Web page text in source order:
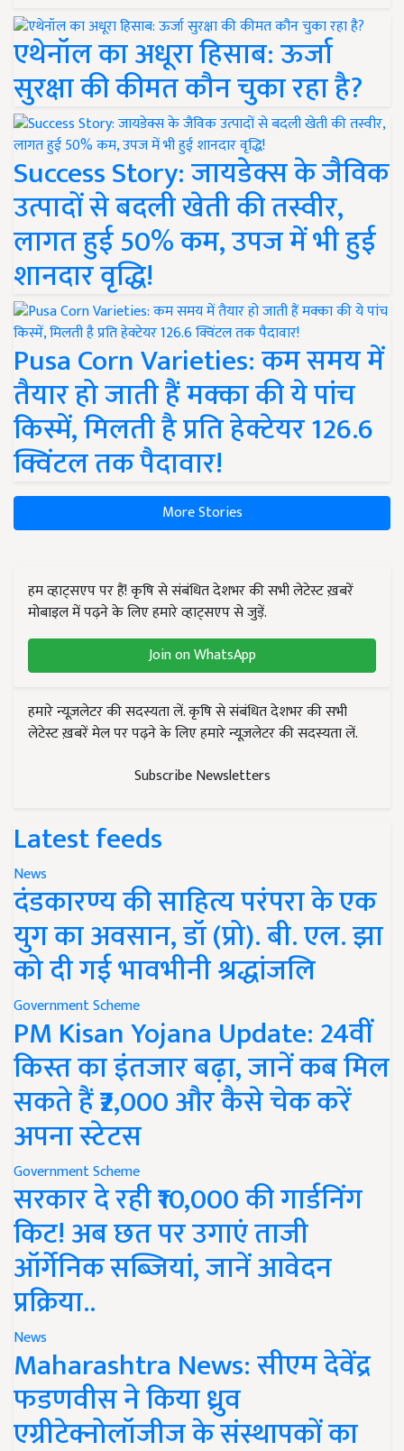
एथेनॉल का अधूरा हिसाब: ऊर्जा
सुरक्षा की कीमत कौन चुका रहा है?
Success Story: जायडेक्स के जैविक
उत्पादों से बदली खेती की तस्वीर,
लागत हुई 50% कम, उपज में भी हुई
शानदार वृद्धि!
Pusa Corn Varieties: कम समय में
तैयार हो जाती हैं मक्का की ये पांच
किस्में, मिलती है प्रति हेक्टेयर 126.6
क्विंटल तक पैदावार!
More Stories
हम व्हाट्सएप पर हैं! कृषि से संबंधित देशभर की सभी लेटेस्ट ख़बरें
मोबाइल में पढ़ने के लिए हमारे व्हाट्सएप से जुड़ें.
Join on WhatsApp
हमारे न्यूज़लेटर की सदस्यता लें. कृषि से संबंधित देशभर की सभी
लेटेस्ट ख़बरें मेल पर पढ़ने के लिए हमारे न्यूज़लेटर की सदस्यता लें.
Subscribe Newsletters
Latest feeds
News
दंडकारण्य की साहित्य परंपरा के एक
युग का अवसान, डॉ (प्रो). बी. एल. झा
को दी गई भावभीनी श्रद्धांजलि
Government Scheme
PM Kisan Yojana Update: 24वीं
किस्त का इंतजार बढ़ा, जानें कब मिल
सकते हैं ₹2,000 और कैसे चेक करें
अपना स्टेटस
Government Scheme
सरकार दे रही ₹10,000 की गार्डनिंग
किट! अब छत पर उगाएं ताजी
ऑर्गेनिक सब्जियां, जानें आवेदन
प्रक्रिया..
News
Maharashtra News: सीएम देवेंद्र
फडणवीस ने किया ध्रुव
एग्रीटेक्नोलॉजीज के संस्थापकों का